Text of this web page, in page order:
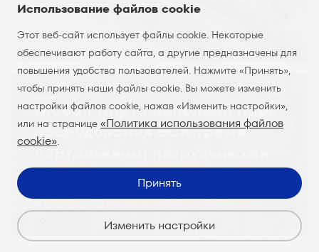
Партнёры и клиенты
19 февраля 2024
Глобал Портс пополнил парк
оборудования ВСК тремя
портальными погрузчиками
Развитие мощностей
Использование файлов cookie
Этот веб-сайт использует файлы cookie. Некоторые
обеспечивают работу сайта, а другие предназначены для
повышения удобства пользователей. Нажмите «Принять»,
чтобы принять наши файлы cookie. Вы можете изменить
настройки файлов cookie, нажав «Изменить настройки»,
или на странице «Политика использования файлов
cookie».
Принять
Изменить настройки